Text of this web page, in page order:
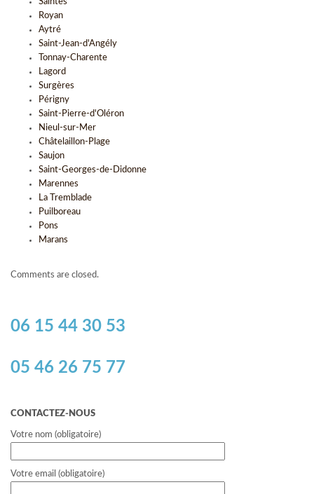
Royan
Aytré
Saint-Jean-d'Angély
Tonnay-Charente
Lagord
Surgères
Périgny
Saint-Pierre-d'Oléron
Nieul-sur-Mer
Châtelaillon-Plage
Saujon
Saint-Georges-de-Didonne
Marennes
La Tremblade
Puilboreau
Pons
Marans
Comments are closed.
06 15 44 30 53
05 46 26 75 77
CONTACTEZ-NOUS
Votre nom (obligatoire)
Votre email (obligatoire)